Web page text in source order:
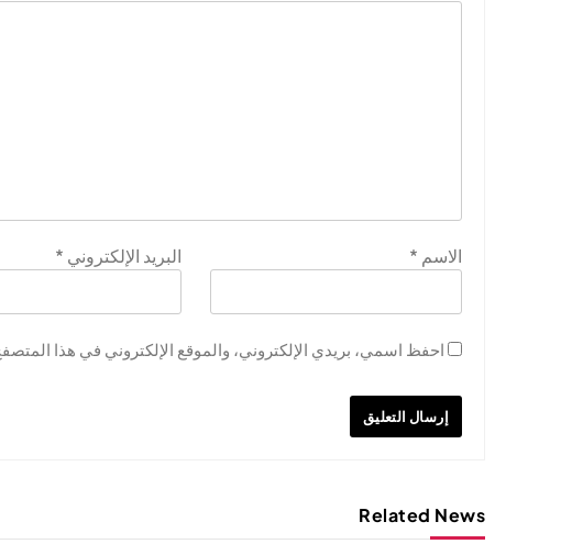
الاسم * البريد الإلكتروني *
احفظ اسمي، بريدي الإلكتروني، والموقع الإلكتروني في هذا
Related News